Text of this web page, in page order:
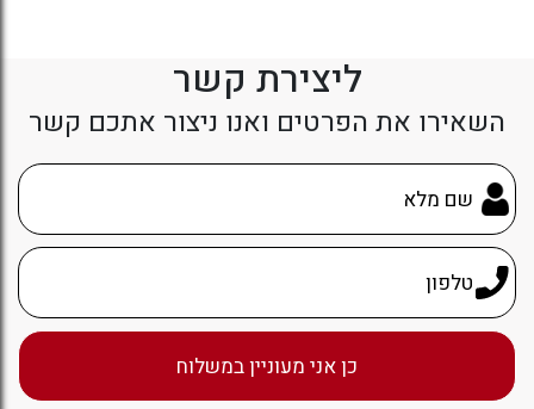
ליצירת קשר
השאירו את הפרטים ואנו ניצור אתכם קשר